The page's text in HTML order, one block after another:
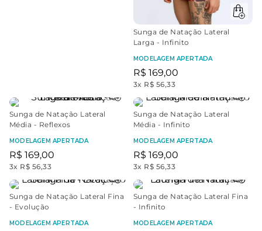
Sunga de Natação Lateral
Larga - Infinito
MODELAGEM APERTADA
R$ 169,00
3x R$ 56,33
Sunga de Natação Lateral
Média - Reflexos
MODELAGEM APERTADA
R$ 169,00
3x R$ 56,33
Sunga de Natação Lateral
Média - Infinito
MODELAGEM APERTADA
R$ 169,00
3x R$ 56,33
Sunga de Natação Lateral Fina
- Evolução
MODELAGEM APERTADA
Sunga de Natação Lateral Fina
- Infinito
MODELAGEM APERTADA